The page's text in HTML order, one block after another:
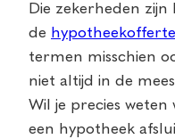
Die zekerheden
de hypotheekofferte
termen misschien
niet altijd in de
Wil je precies weten
een hypotheek